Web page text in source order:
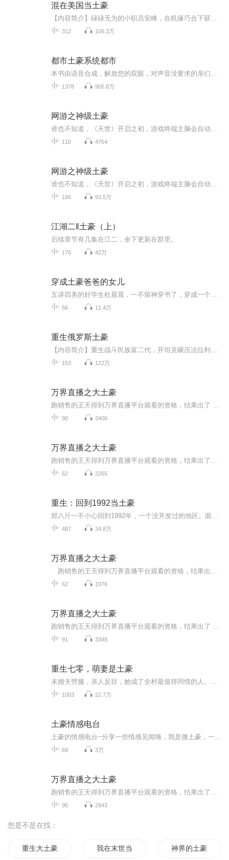
混在美国当土豪
312 106.3万
都市土豪系统都市
1378 905.8万
网游之神级土豪
110 4764
网游之神级土豪
186 93.5万
江湖二‖土豪（上）
后续章节有几集在江二，余下更新在群里。
176 42万
穿成土豪爸爸的女儿
56 11.4万
重生俄罗斯土豪
153 122万
万界直播之大土豪
90 3400
万界直播之大土豪
62 2265
重生：回到1992当土豪
487 34.8万
万界直播之大土豪
62 1976
万界直播之大土豪
91 3348
重生七零，萌妻是土豪
1003 22.7万
土豪情感电台
69 3万
万界直播之大土豪
90 2943
您是不是在找：
重生大土豪 我在末世当土豪 神界的土豪金